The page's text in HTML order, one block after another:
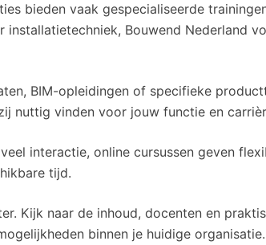
bieden vaak gespecialiseerde
Bouwend Nederland
BIM-opleidingen of specifieke
nuttig vinden voor jouw functie en
interactie, online cursussen geven
tijd.
Kijk naar de inhoud, docenten en
binnen je huidige organisatie.